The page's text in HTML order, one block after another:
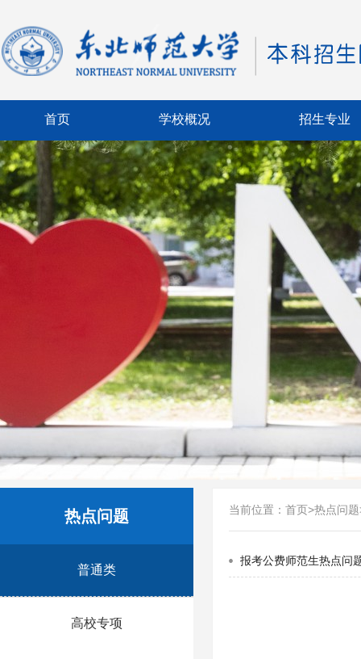
首页 学校概况 招生专业
热点问题
普通类
高校专项
当前位置： 首页>热点问题
报考公费师范生热点问